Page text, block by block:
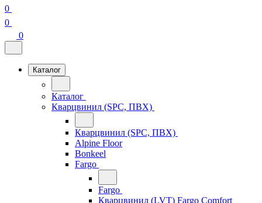
0
0
0
Каталог
Каталог
Кварцвинил (SPC, ПВХ)
Кварцвинил (SPC, ПВХ)
Alpine Floor
Bonkeel
Fargo
Fargo
Кварцвинил (LVT) Fargo Comfort